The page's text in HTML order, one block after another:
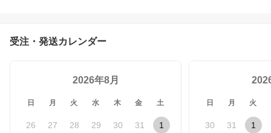
受注・発送カレンダー
2026年8月
日 月 火 水 木 金 土
26 27 28 29 30 31 1
日 月 火
30 31 1